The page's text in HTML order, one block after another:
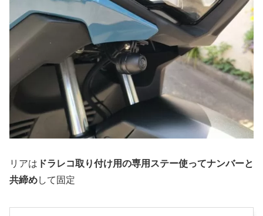
リアは ドラレコ取り付け用の専用ステー使ってナンバーと
共締めして固定